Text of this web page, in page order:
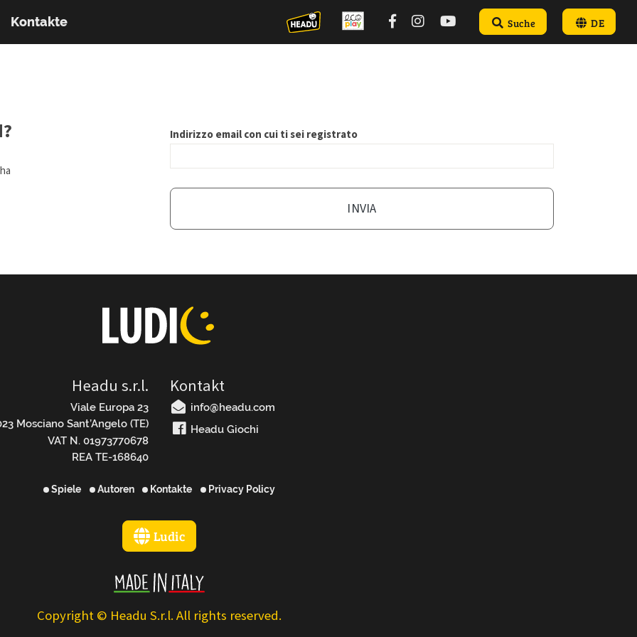
Kontakte Suche DE
Indirizzo email con cui ti sei registrato
INVIA
Headu s.r.l.
Viale Europa 23
Mosciano Sant’Angelo (TE)
VAT N. 01973770678
REA TE-168640
Kontakt
info@headu.com
Headu Giochi
Spiele Autoren Kontakte Privacy Policy
Ludic
Copyright © Headu S.r.l. All rights reserved.